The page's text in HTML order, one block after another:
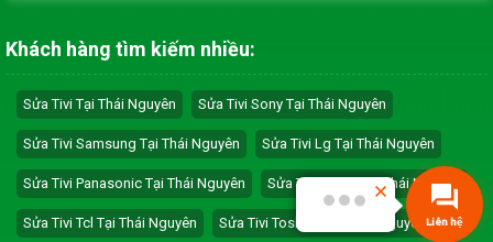
Liên hệ
Khách hàng tìm kiếm nhiều:
Sửa Tivi Tại Thái Nguyên Sửa Tivi Sony Tại Thái Nguyên
Sửa Tivi Samsung Tại Thái Nguyên Sửa Tivi Lg Tại Thái Nguyên
Sửa Tivi Panasonic Tại Thái Nguyên Sửa Tivi Sharp Tại Thái Nguyên
Sửa Tivi Tcl Tại Thái Nguyên Sửa Tivi Toshiba Tại Thái Nguyên